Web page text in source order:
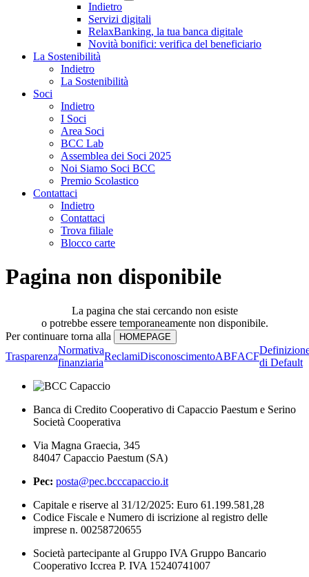
Indietro
Servizi digitali
RelaxBanking, la tua banca digitale
Novità bonifici: verifica del beneficiario
La Sostenibilità
Indietro
La Sostenibilità
Soci
Indietro
I Soci
Area Soci
BCC Lab
Assemblea dei Soci 2025
Noi Siamo Soci BCC
Premio Scolastico
Contattaci
Indietro
Contattaci
Trova filiale
Blocco carte
Pagina non disponibile
La pagina che stai cercando non esiste
o potrebbe essere temporaneamente non disponibile.
Per continuare torna alla
Trasparenza
Normativa
finanziaria
ReclamiDisconoscimentoABFACF
di Default
Banca di Credito Cooperativo di Capaccio Paestum e Serino
Società Cooperativa
Via Magna Graecia, 345
84047 Capaccio Paestum (SA)
Pec: posta@pec.bcccapaccio.it
Capitale e riserve al 31/12/2025: Euro 61.199.581,28
Codice Fiscale e Numero di iscrizione al registro delle
imprese n. 00258720655
Società partecipante al Gruppo IVA Gruppo Bancario
Cooperativo Iccrea P. IVA 15240741007